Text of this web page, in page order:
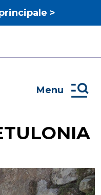
>
Menu